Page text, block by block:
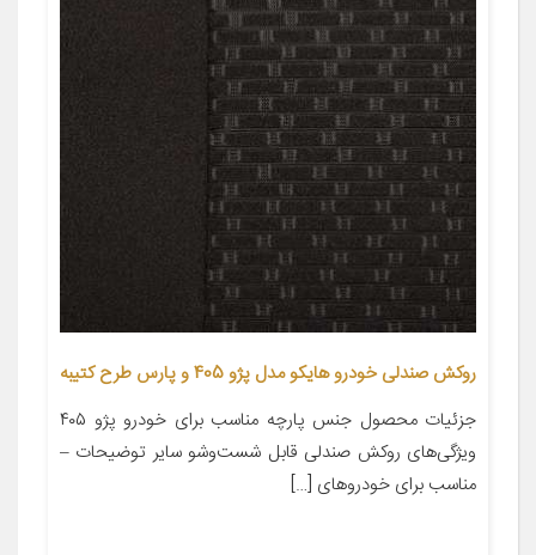
روکش صندلی خودرو هایکو مدل پژو 405 و پارس طرح کتیبه
جزئیات محصول جنس پارچه مناسب برای خودرو پژو ۴۰۵
ویژگی‌های روکش صندلی قابل شست‌وشو سایر توضیحات –
مناسب برای خودروهای […]